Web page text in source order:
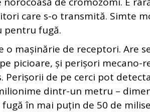
care s-o transmită. Simte
pentru fugă.
o mașinărie de receptori. Are
picioare, și perișori mecano-
Perișorii de pe cerci pot
dintr-un metru –
în mai puțin de 50 de